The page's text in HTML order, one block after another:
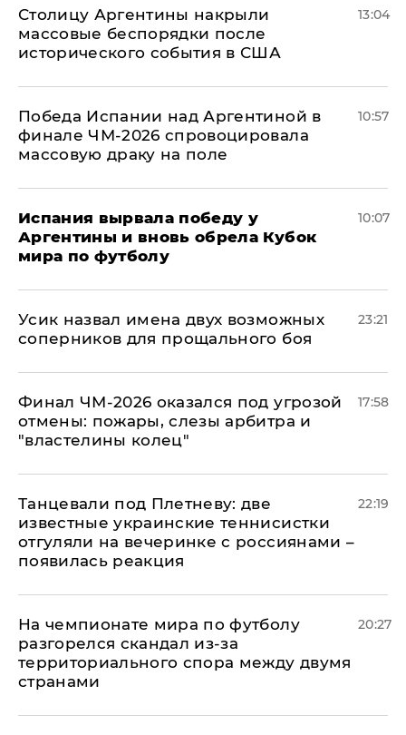
Столицу Аргентины накрыли
массовые беспорядки после
исторического события в США
13:04
Победа Испании над Аргентиной в
финале ЧМ-2026 спровоцировала
массовую драку на поле
10:57
Испания вырвала победу у
Аргентины и вновь обрела Кубок
мира по футболу
10:07
Усик назвал имена двух возможных
соперников для прощального боя
23:21
Финал ЧМ-2026 оказался под угрозой
отмены: пожары, слезы арбитра и
"властелины колец"
17:58
Танцевали под Плетневу: две
известные украинские теннисистки
отгуляли на вечеринке с россиянами –
появилась реакция
22:19
На чемпионате мира по футболу
разгорелся скандал из-за
территориального спора между двумя
странами
20:27